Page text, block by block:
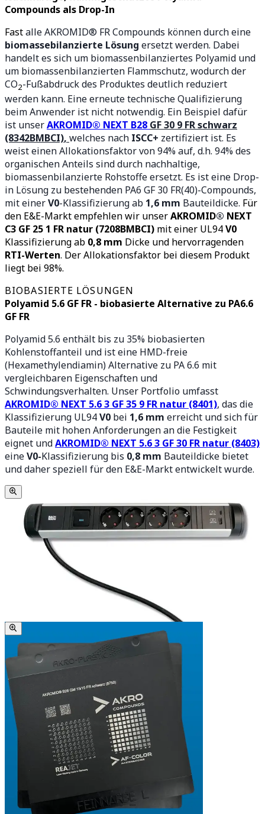
Compounds als Drop-In
Fastalle AKROMID® FR Compounds können durch eine
biomassebilanzierte Lösung ersetzt werden. Dabei
handelt es sich um biomassenbilanziertes Polyamid und
um biomassenbilanzierten Flammschutz, wodurch der
CO2-Fußabdruck des Produktes deutlich reduziert
werden kann. Eine erneute technische Qualifizierung
beim Anwender ist nicht notwendig. Ein Beispiel dafür
ist unserAKROMID® NEXT B28 GF 30 9 FR schwarz
(8342BMBCI), welches nach ISCC+ zertifiziert ist. Es
weist einen Allokationsfaktor von 94% auf, d.h. 94% des
organischen Anteils sind durch nachhaltige,
biomassenbilanzierte Rohstoffe ersetzt. Es ist eine Drop-
in Lösung zu bestehenden PA6 GF 30 FR(40)-Compounds,
mit einerV0-Klassifizierung ab 1,6 mm Bauteildicke. Für
den E&E-Markt empfehlen wir unserAKROMID® NEXT
C3 GF 25 1 FR natur (7208BMBCI) mit einer UL94V0
Klassifizierung ab 0,8 mm Dicke und hervorragenden
RTI-Werten. Der Allokationsfaktor bei diesem Produkt
liegt bei 98%.
BIOBASIERTE LÖSUNGEN
Polyamid 5.6 GF FR - biobasierte Alternative zu PA6.6
GF FR
Polyamid 5.6 enthält bis zu 35% biobasierten
Kohlenstoffanteil und ist eine HMD-freie
(Hexamethylendiamin) Alternative zu PA 6.6 mit
vergleichbaren Eigenschaften und
Schwindungsverhalten. Unser Portfolio umfasst
AKROMID® NEXT 5.6 3 GF 35 9 FR natur (8401), das die
Klassifizierung UL94V0 bei 1,6 mm erreicht und sich für
Bauteile mit hohen Anforderungen an die Festigkeit
eignet undAKROMID® NEXT 5.6 3 GF 30 FR natur (8403)
eineV0-Klassifizierung bis 0,8 mm Bauteildicke bietet
und daher speziell für den E&E-Markt entwickelt wurde.